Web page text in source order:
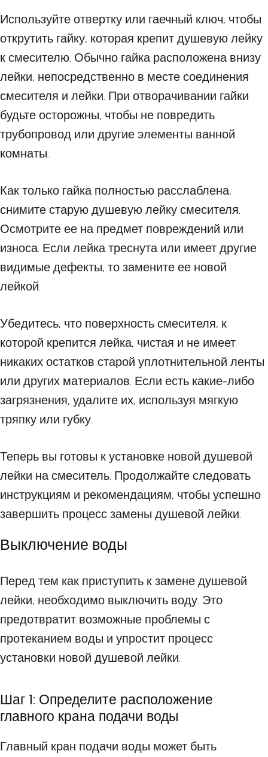
Используйте отвертку или гаечный ключ, чтобы
открутить гайку, которая крепит душевую лейку
к смесителю. Обычно гайка расположена внизу
лейки, непосредственно в месте соединения
смесителя и лейки. При отворачивании гайки
будьте осторожны, чтобы не повредить
трубопровод или другие элементы ванной
комнаты.
Как только гайка полностью расслаблена,
снимите старую душевую лейку смесителя.
Осмотрите ее на предмет повреждений или
износа. Если лейка треснута или имеет другие
видимые дефекты, то замените ее новой
лейкой.
Убедитесь, что поверхность смесителя, к
которой крепится лейка, чистая и не имеет
никаких остатков старой уплотнительной ленты
или других материалов. Если есть какие-либо
загрязнения, удалите их, используя мягкую
тряпку или губку.
Теперь вы готовы к установке новой душевой
лейки на смеситель. Продолжайте следовать
инструкциям и рекомендациям, чтобы успешно
завершить процесс замены душевой лейки.
Выключение воды
Перед тем как приступить к замене душевой
лейки, необходимо выключить воду. Это
предотвратит возможные проблемы с
протеканием воды и упростит процесс
установки новой душевой лейки.
Шаг 1: Определите расположение
главного крана подачи воды
Главный кран подачи воды может быть